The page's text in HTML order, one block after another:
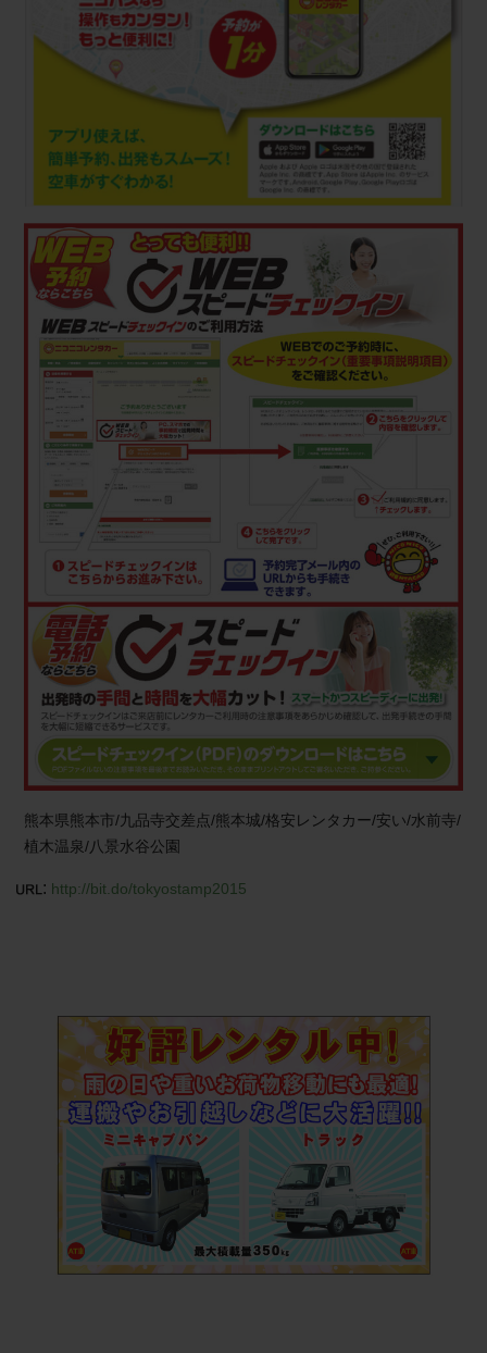
熊本県熊本市/九品寺交差点/熊本城/格安レンタカー/安い/水前寺/
植木温泉/八景水谷公園
: http://bit.do/tokyostamp2015